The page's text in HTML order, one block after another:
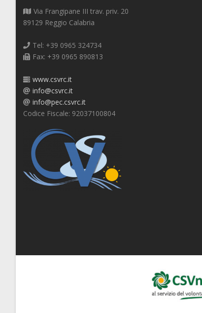
Via Frangipane III trav. priv. 20
89129 Reggio Calabria
Tel: +39 0965 324734
Fax: +39 0965 890813
www.csvrc.it
info@csvrc.it
info@pec.csvrc.it
Codice Fiscale: 92037100804